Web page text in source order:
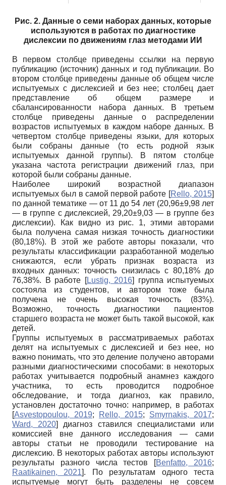
Рис. 2. Данные о семи наборах данных, которые
используются в работах по диагностике
дислексии по движениям глаз методами ИИ
В первом столбце приведены ссылки на первую
публикацию (источник) данных и год публикации. Во
втором столбце приведены данные об общем числе
испытуемых с дислексией и без нее; столбец дает
представление об общем размере и
сбалансированности набора данных. В третьем
столбце приведены данные о распределении
возрастов испытуемых в каждом наборе данных. В
четвертом столбце приведены языки, для которых
были собраны данные (то есть родной язык
испытуемых данной группы). В пятом столбце
указана частота регистрации движений глаз, при
которой были собраны данные.
Наиболее широкий возрастной диапазон
испытуемых был в самой первой работе [Rello, 2015]
по данной тематике — от 11 до 54 лет (20,96±9,98 лет
— в группе с дислексией, 29,20±9,03 — в группе без
дислексии). Как видно из рис. 1, этими авторами
была получена самая низкая точность диагностики
(80,18%). В этой же работе авторы показали, что
результаты классификации разработанной моделью
снижаются, если убрать признак возраста из
входных данных: точность снизилась с 80,18% до
76,38%. В работе [Lustig, 2016]
группа испытуемых
состояла из студентов, и автором тоже была
получена не очень высокая точность (83%).
Возможно, точность диагностики пациентов
старшего возраста не может быть такой высокой, как
детей.
Группы испытуемых в рассматриваемых работах
делят на испытуемых с дислексией и без нее, но
важно понимать, что это деление получено авторами
разными диагностическими способами: в некоторых
работах учитывается подробный анамнез каждого
участника, то есть проводится подробное
обследование, и тогда диагноз, как правило,
установлен достаточно точно: например, в работах
[Asvestopoulou, 2019; Rello, 2015; Smyrnakis, 2017;
Ward, 2020]
диагноз ставился специалистами или
комиссией вне данного исследования — сами
авторы статьи не проводили тестирование на
дислексию. В некоторых работах авторы используют
результаты разного числа тестов
[Benfatto, 2016;
Raatikainen, 2021]. По результатам одного теста
испытуемые могут быть разделены не совсем